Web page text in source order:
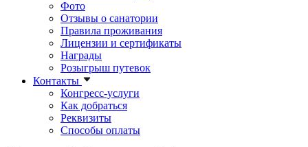
Фото
Отзывы о санатории
Правила проживания
Лицензии и сертификаты
Награды
Розыгрыш путевок
Контакты
Конгресс-услуги
Как добраться
Реквизиты
Способы оплаты